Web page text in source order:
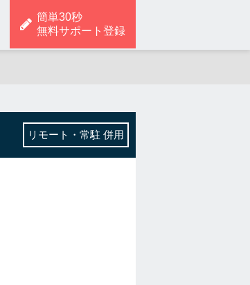
簡単30秒
無料サポート登録
リモート・常駐 併用